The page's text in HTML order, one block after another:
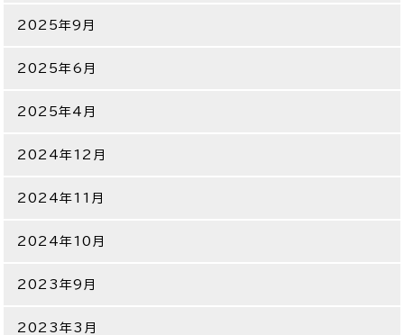
2025年9月
2025年6月
2025年4月
2024年12月
2024年11月
2024年10月
2023年9月
2023年3月